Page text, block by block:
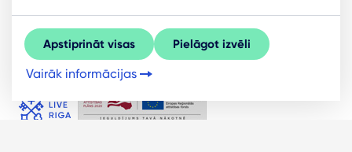
Sign Up
Apstiprināt visas Pielāgot izvēli
Vairāk informācijas